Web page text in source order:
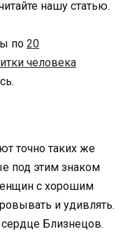
нашу статью.
по 20
человека
точно таких же
под этим знаком
с хорошим
и удивлять.
сердце Близнецов.